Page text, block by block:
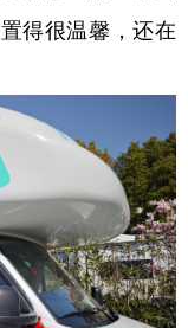
得很温馨，还在